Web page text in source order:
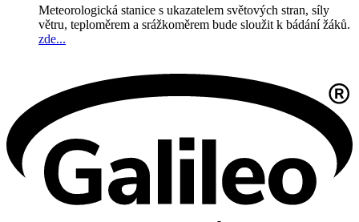
Meteorologická stanice s ukazatelem světových stran, síly
větru, teploměrem a srážkoměrem bude sloužit k bádání žáků.
zde...